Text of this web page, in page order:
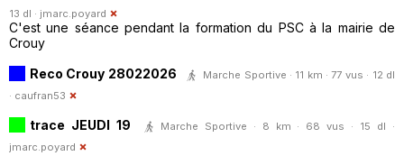
13 dl · jmarc.poyard
C'est une séance pendant la formation du PSC à la mairie de
Crouy
Reco Crouy 28022026
Marche Sportive · 11 km · 77 vus · 12 dl
· caufran53
trace JEUDI 19
Marche Sportive · 8 km · 68 vus · 15 dl ·
jmarc.poyard